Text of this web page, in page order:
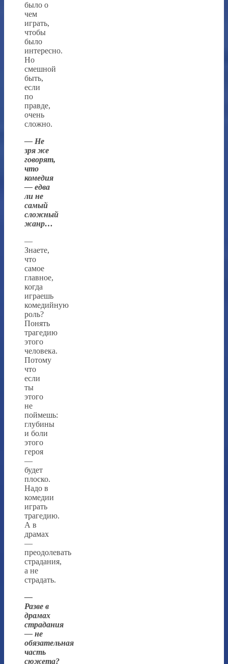
было о
чем
играть,
чтобы
было
интересно.
Но
смешной
быть,
если
по
правде,
очень
сложно.
— Не
зря же
говорят,
что
комедия
— едва
ли не
самый
сложный
жанр…
—
Знаете,
что
самое
главное,
когда
играешь
комедийную
роль?
Понять
трагедию
этого
человека.
Потому
что
если
ты
этого
не
поймешь:
глубины
и боли
этого
героя
—
будет
плоско.
Надо в
комедии
играть
трагедию.
А в
драмах
—
преодолевать
страдания,
а не
страдать.
—
Разве в
драмах
страдания
— не
обязательная
часть
сюжета?